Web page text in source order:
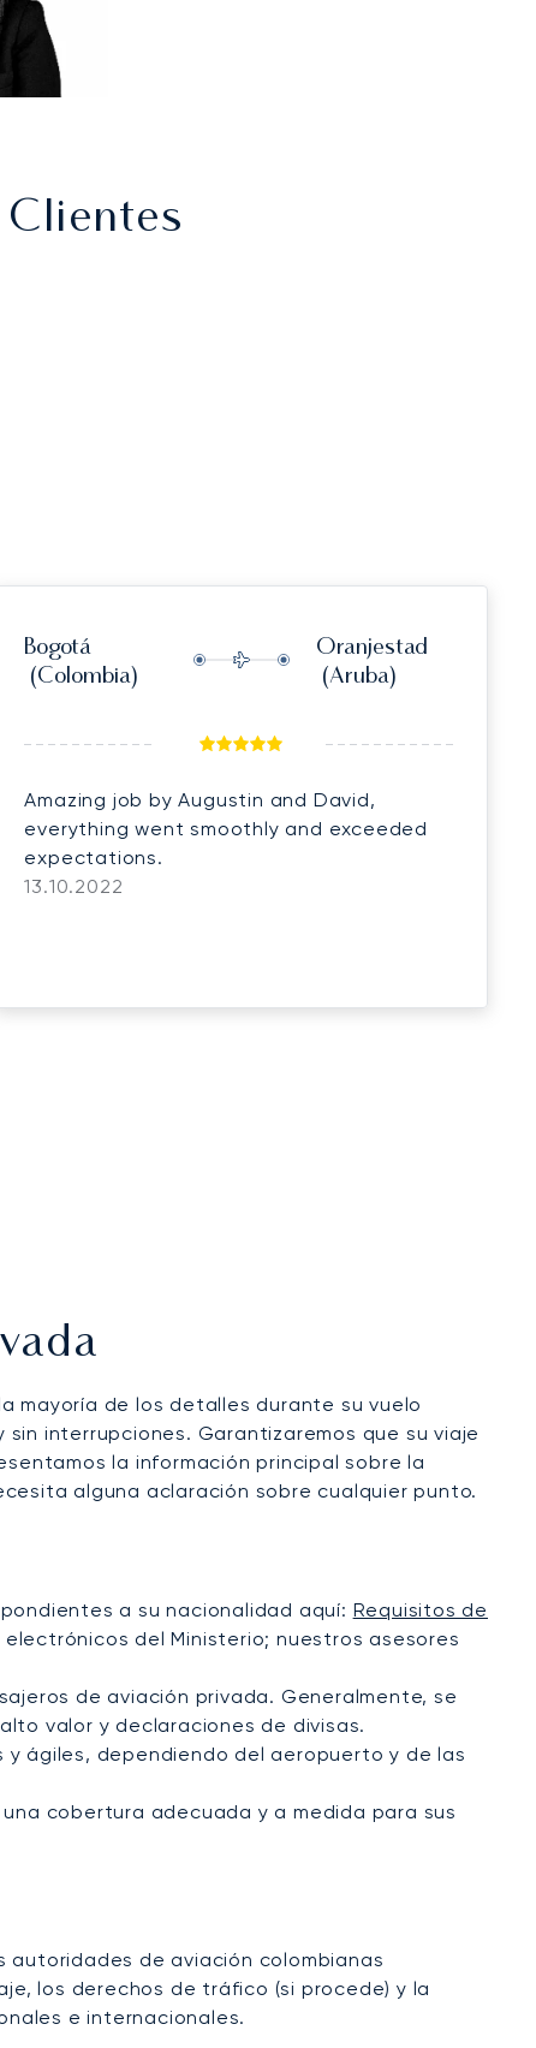
Bogotá
(Colombia)
Oranjestad
(Aruba)
Amazing job by Augustin and David,
everything went smoothly and exceeded
expectations.
13.10.2022
mayoría de los detalles durante su vuelo
interrupciones. Garantizaremos que su viaje
la información principal sobre la
alguna aclaración sobre cualquier punto.
a su nacionalidad aquí: Requisitos de
del Ministerio; nuestros asesores
de aviación privada. Generalmente, se
valor y declaraciones de divisas.
ágiles, dependiendo del aeropuerto y de las
cobertura adecuada y a medida para sus
de aviación colombianas
los derechos de tráfico (si procede) y la
e internacionales.